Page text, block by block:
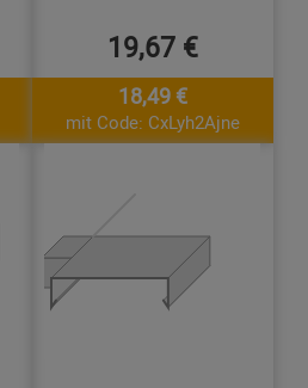
19,67 €
18,49 €
mit Code: CxLyh2Ajne